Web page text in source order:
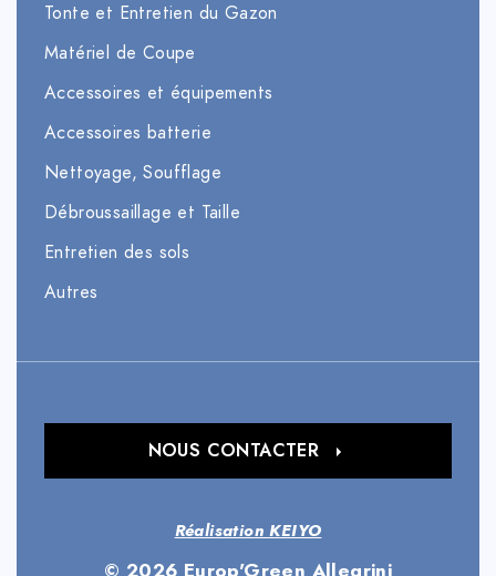
Tonte et Entretien du Gazon
Matériel de Coupe
Accessoires et équipements
Accessoires batterie
Nettoyage, Soufflage
Débroussaillage et Taille
Entretien des sols
Autres
Réalisation KEIYO
NOUS CONTACTER